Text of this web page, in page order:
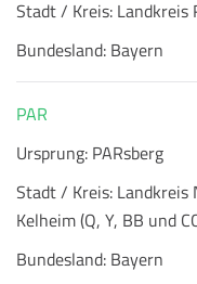
Stadt / Kreis: Landkreis
Bundesland: Bayern
PAR
Ursprung: PARsberg
Stadt / Kreis: Landkreis
Kelheim (Q, Y, BB und
Bundesland: Bayern